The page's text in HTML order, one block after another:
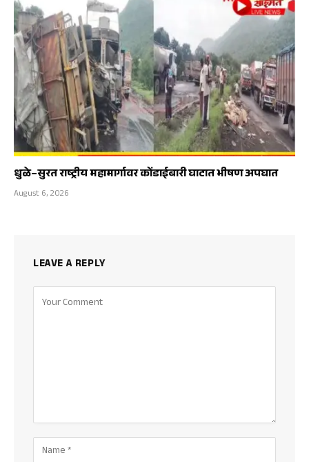
धुळे–सुरत राष्ट्रीय महामार्गावर कोंडाईबारी घाटात भीषण अपघात
August 6, 2026
LEAVE A REPLY